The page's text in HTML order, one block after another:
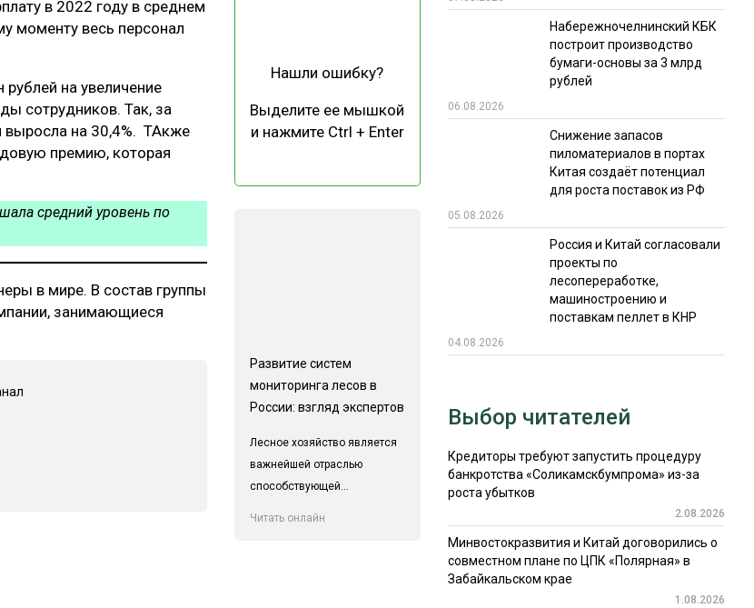
РЫНОК
ОТРАСЛЕВАЯ ДИСКУССИЯ
КАЛЕНДАРЬ ВЫСТАВОК ИТОГИ МЕРОПРИЯТИЙ
в 2022 году в среднем
моменту весь персонал
на увеличение
сотрудников. Так, за
выросла на 30,4%. ТАкже
премию, которая
средний уровень по
в мире. В состав группы
занимающиеся
Нашли ошибку?
Выделите ее мышкой
и нажмите Ctrl + Enter
Развитие систем
мониторинга лесов в
России: взгляд экспертов
Лесное хозяйство является
важнейшей отраслью
способствующей...
Читать онлайн
Набережночелнинский КБК
построит производство
бумаги-основы за 3 млрд
рублей
06.08.2026
Снижение запасов
пиломатериалов в портах
Китая создаёт потенциал
для роста поставок из РФ
05.08.2026
Россия и Китай согласовали
проекты по
лесопереработке,
машиностроению и
поставкам пеллет в КНР
04.08.2026
Выбор читателей
Кредиторы требуют запустить процедуру
банкротства «Соликамскбумпрома» из-за
роста убытков
2.08.2026
Минвостокразвития и Китай договорились о
совместном плане по ЦПК «Полярная» в
Забайкальском крае
1.08.2026